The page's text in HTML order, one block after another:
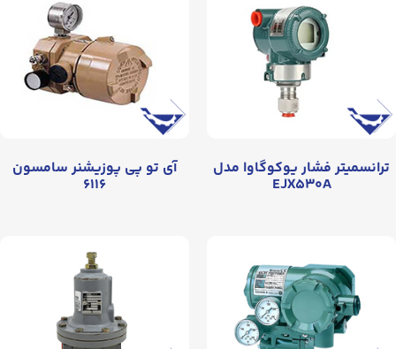
ترانسمیتر فشار یوکوگاوا مدل
EJX۵۳۰A
آی تو پی پوزیشنر سامسون
۶۱۱۶